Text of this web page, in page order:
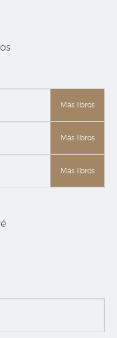
Más libros
Más libros
Más libros